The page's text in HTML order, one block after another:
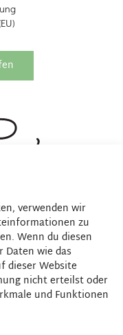
verwenden wir
zu
Wenn du diesen
wie das
dieser Website
nicht erteilst oder
und Funktionen